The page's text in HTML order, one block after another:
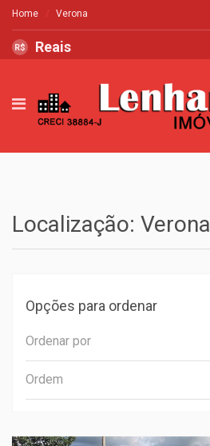
Home Verona
R$ Reais
Localização: Verona
Opções para ordenar
Ordenar por
Ordem